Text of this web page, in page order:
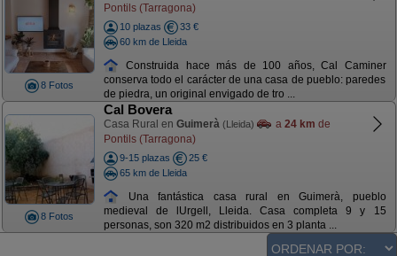
8 Fotos
Pontils (Tarragona)
10 plazas
33 €
60 km de Lleida
Construida hace más de 100 años, Cal Caminer
conserva todo el carácter de una casa de pueblo: paredes
de piedra, un original envigado de tro ...
8 Fotos
Cal Bovera
Casa Rural en Guimerà (Lleida) a 24 km de
Pontils (Tarragona)
9-15 plazas
25 €
65 km de Lleida
Una fantástica casa rural en Guimerà, pueblo
medieval de lUrgell, Lleida. Casa completa 9 y 15
personas, son 320 m2 distribuidos en 3 planta ...